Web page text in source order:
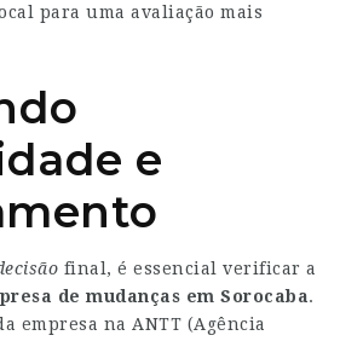
para uma avaliação mais
e
final, é essencial verificar a
de mudanças em Sorocaba.
empresa na ANTT (Agência